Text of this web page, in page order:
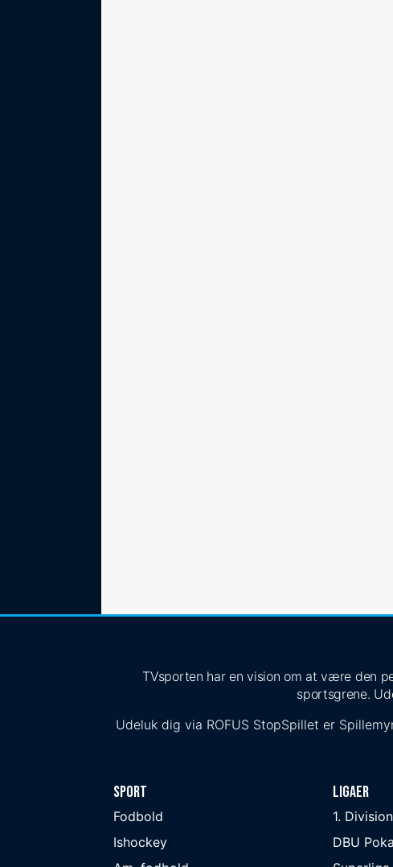
TVsporten har en vision om at være den
sportsgrene.
Udeluk dig via ROFUS StopSpillet er
Sport
Fodbold
Ishockey
Ligaer
1. Division
DBU